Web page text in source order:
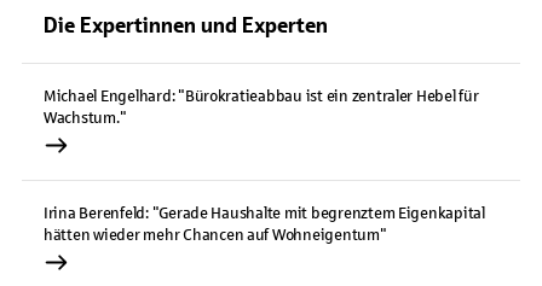
Die Expertinnen und Experten
Michael Engelhard: "Bürokratieabbau ist ein zentraler Hebel für
Wachstum."
Irina Berenfeld: "Gerade Haushalte mit begrenztem Eigenkapital
hätten wieder mehr Chancen auf Wohneigentum"